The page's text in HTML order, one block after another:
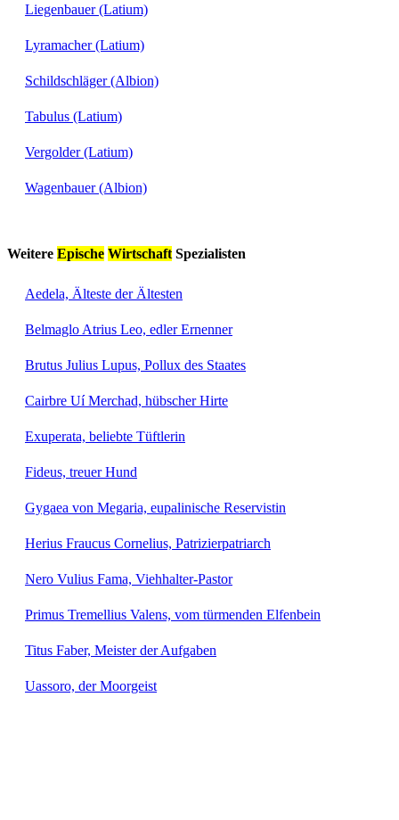
Liegenbauer (Latium)
Lyramacher (Latium)
Schildschläger (Albion)
Tabulus (Latium)
Vergolder (Latium)
Wagenbauer (Albion)
Weitere Epische Wirtschaft Spezialisten
Aedela, Älteste der Ältesten
Belmaglo Atrius Leo, edler Ernenner
Brutus Julius Lupus, Pollux des Staates
Cairbre Uí Merchad, hübscher Hirte
Exuperata, beliebte Tüftlerin
Fideus, treuer Hund
Gygaea von Megaria, eupalinische Reservistin
Herius Fraucus Cornelius, Patrizierpatriarch
Nero Vulius Fama, Viehhalter-Pastor
Primus Tremellius Valens, vom türmenden Elfenbein
Titus Faber, Meister der Aufgaben
Uassoro, der Moorgeist